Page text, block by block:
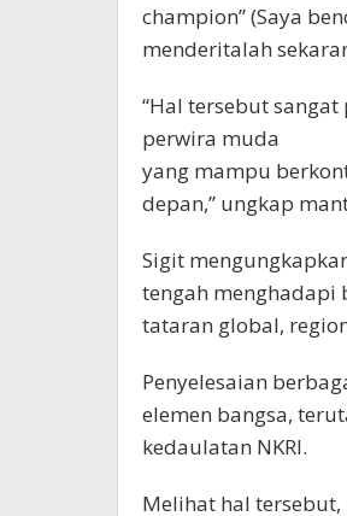
champion” (Saya
menderitalah
“Hal tersebut
perwira muda
yang mampu
depan,” ungkap
Sigit
tengah menghadapi
tataran global,
Penyelesaian
elemen bangsa,
kedaulatan NKRI.
Melihat hal